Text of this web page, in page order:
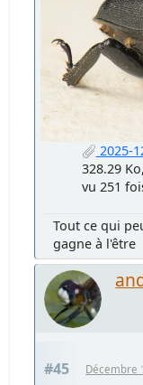
2025-
328.29
vu 251
Tout ce qui
gagne à l'être
#45 Décembre